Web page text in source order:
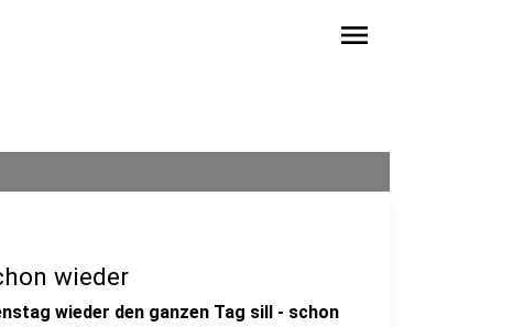
menu
wieder
wieder den ganzen Tag sill - schon